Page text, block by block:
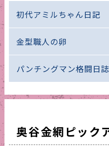
初代アミルちゃん日記
金型職人の卵
パンチングマン格闘日誌
奥谷金網ピック